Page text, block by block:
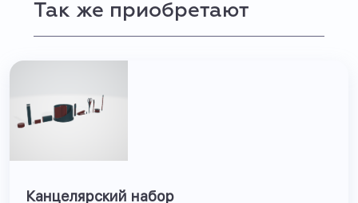
Так же приобретают
Канцелярский набор